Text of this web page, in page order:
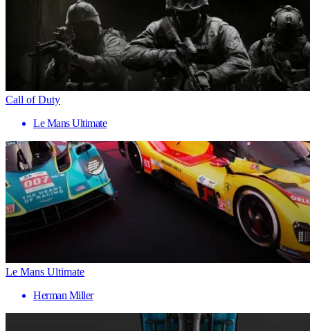
Call of Duty
Le Mans Ultimate
Le Mans Ultimate
Herman Miller